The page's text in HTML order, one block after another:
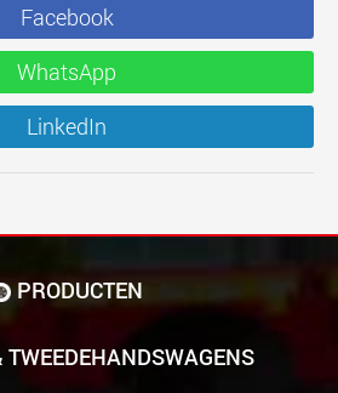
Facebook
WhatsApp
LinkedIn
PRODUCTEN
TWEEDE­HANDS­WAGENS